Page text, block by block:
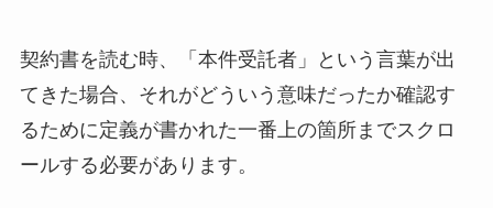
契約書を読む時、「本件受託者」という言葉が出
てきた場合、それがどういう意味だったか確認す
るために定義が書かれた一番上の箇所までスクロ
ールする必要があります。